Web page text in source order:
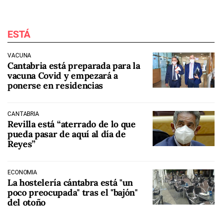
ESTÁ
VACUNA
Cantabria está preparada para la
vacuna Covid y empezará a
ponerse en residencias
CANTABRIA
Revilla está “aterrado de lo que
pueda pasar de aquí al día de
Reyes”
ECONOMÍA
La hostelería cántabra está "un
poco preocupada" tras el "bajón"
del otoño